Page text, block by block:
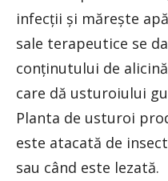
infecții și mărește
sale terapeutice se
conținutului de
care dă usturoiului
Planta de usturoi
este atacată de
sau când este lezată.